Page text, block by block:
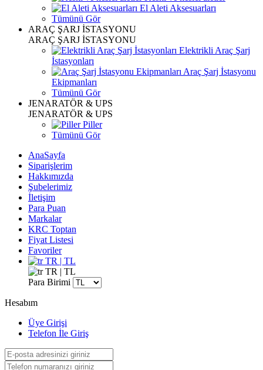
El Aleti Aksesuarları
Tümünü Gör
ARAÇ ŞARJ İSTASYONU
ARAÇ ŞARJ İSTASYONU
Elektrikli Araç Şarj
İstasyonları
Araç Şarj İstasyonu
Ekipmanları
Tümünü Gör
JENARATÖR & UPS
JENARATÖR & UPS
Piller
Tümünü Gör
AnaSayfa
Siparişlerim
Hakkımızda
Şubelerimiz
İletişim
Para Puan
Markalar
KRC Toptan
Fiyat Listesi
Favoriler
TR | TL
TR | TL
Para Birimi
Hesabım
Üye Girişi
Telefon İle Giriş